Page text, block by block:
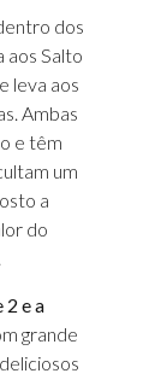
dos
aos Salto
leva aos
Ambas
e têm
um
a
do
2 e a
grande